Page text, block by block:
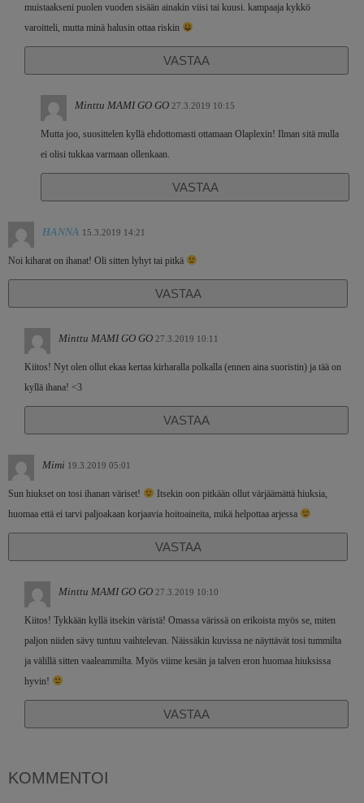
muistaakseni puolen vuoden sisään ainakin viisi tai kuusi. kampaaja kykkö
varoitteli, mutta minä halusin ottaa riskin
VASTAA
Minttu MAMI GO GO 27.3.2019 10:15
Mutta joo, suosittelen kyllä ehdottomasti ottamaan Olaplexin! Ilman sitä mulla
ei olisi tukkaa varmaan ollenkaan.
VASTAA
HANNA 15.3.2019 14:21
Noi kiharat on ihanat! Oli sitten lyhyt tai pitkä
VASTAA
Minttu MAMI GO GO 27.3.2019 10:11
Kiitos! Nyt olen ollut ekaa kertaa kirharalla polkalla (ennen aina suoristin) ja tää on
kyllä ihana! <3
VASTAA
Mimi 19.3.2019 05:01
Sun hiukset on tosi ihanan väriset!
Itsekin oon pitkään ollut värjäämättä hiuksia,
huomaa että ei tarvi paljoakaan korjaavia hoitoaineita, mikä helpottaa arjessa
VASTAA
Minttu MAMI GO GO 27.3.2019 10:10
Kiitos! Tykkään kyllä itsekin väristä! Omassa värissä on erikoista myös se, miten
paljon niiden sävy tuntuu vaihtelevan. Näissäkin kuvissa ne näyttävät tosi tummilta
ja välillä sitten vaaleammilta. Myös viime kesän ja talven eron huomaa hiuksissa
hyvin!
VASTAA
KOMMENTOI